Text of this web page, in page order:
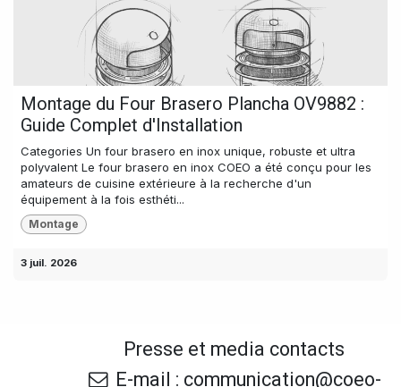
Montage du Four Brasero Plancha OV9882 :
Guide Complet d'Installation
Categories Un four brasero en inox unique, robuste et ultra
polyvalent Le four brasero en inox COEO a été conçu pour les
amateurs de cuisine extérieure à la recherche d'un
équipement à la fois esthéti...
Montage
3 juil. 2026
Presse et media contacts
E-mail : communication@coeo-